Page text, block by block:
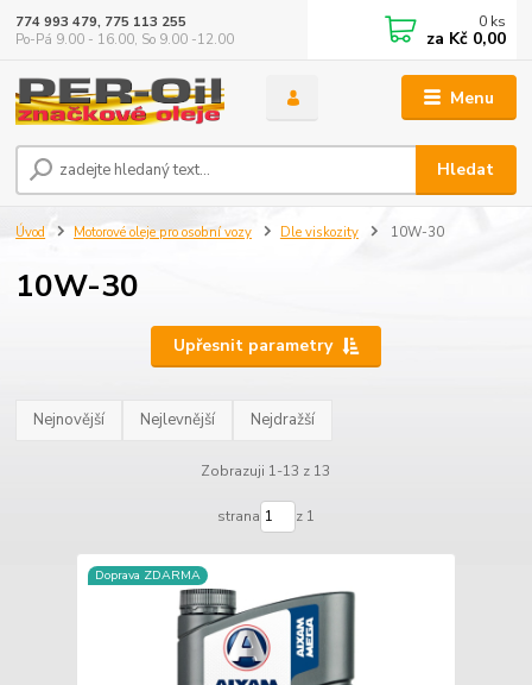
Menu
Hledat
774 993 479, 775 113 255
Po-Pá 9.00 - 16.00, So 9.00 -12.00
0 ks
za Kč 0,00
Úvod Motorové oleje pro osobní vozy Dle viskozity 10W-30
10W-30
Upřesnit parametry
Nejnovější Nejlevnější Nejdražší
Zobrazuji 1-13 z 13
strana z 1
Doprava ZDARMA